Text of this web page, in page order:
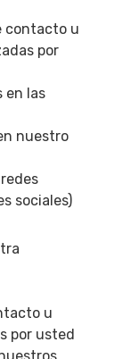
contacto u
por
en las
nuestro
sociales)
u
por usted
Y
Por Madrid